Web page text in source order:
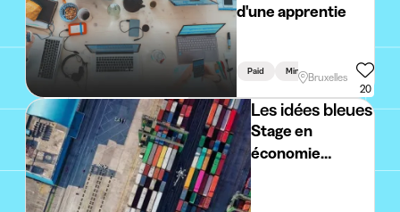
d'une apprentie
Paid Min. 6 Months Part Time
Bruxelles
20
Les idées bleues
Stage en
économie
circulaire